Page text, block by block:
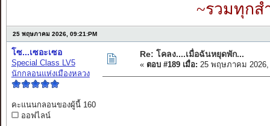
~รวมทุกส
25 พฤษภาคม 2026, 09:21:PM
โซ...เซอะเซอ
Special Class LV5
นักกลอนแห่งเมืองหลวง
คะแนนกลอนของผู้นี้ 160
ออฟไลน์
Re: โคลง....เมื่อฉันหยุดพัก...
« ตอบ #189 เมื่อ: 25 พฤษภาคม 2026,